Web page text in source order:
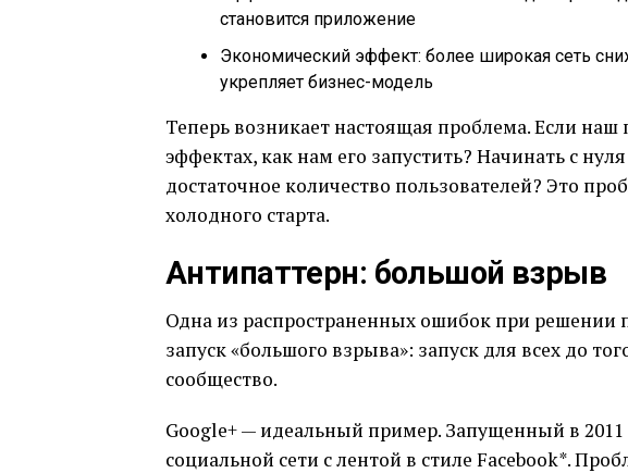
становится приложение
Экономический эффект: более широкая сеть
укрепляет бизнес-модель
Теперь возникает настоящая проблема. Если наш
эффектах, как нам его запустить? Начинать с
достаточное количество пользователей? Это
холодного старта.
Антипаттерн: большой взрыв
Одна из распространенных ошибок при решении
запуск «большого взрыва»: запуск для всех до
сообщество.
Google+ — идеальный пример. Запущенный в
социальной сети с лентой в стиле Facebook*.